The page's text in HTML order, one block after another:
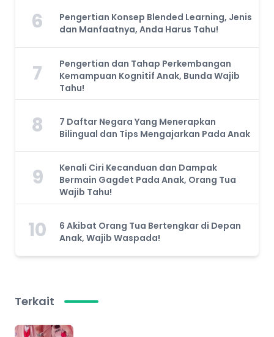
6
Pengertian Konsep Blended Learning, Jenis
dan Manfaatnya, Anda Harus Tahu!
7
Pengertian dan Tahap Perkembangan
Kemampuan Kognitif Anak, Bunda Wajib
Tahu!
8
7 Daftar Negara Yang Menerapkan
Bilingual dan Tips Mengajarkan Pada Anak
9
Kenali Ciri Kecanduan dan Dampak
Bermain Gagdet Pada Anak, Orang Tua
Wajib Tahu!
10
6 Akibat Orang Tua Bertengkar di Depan
Anak, Wajib Waspada!
Terkait